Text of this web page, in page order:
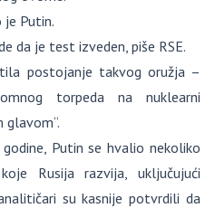
je Putin.
da je test izveden, piše RSE.
postojanje takvog oružja –
torpeda na nuklearni
glavom“.
Putin se hvalio nekoliko
Rusija razvija, uključujući
su kasnije potvrdili da